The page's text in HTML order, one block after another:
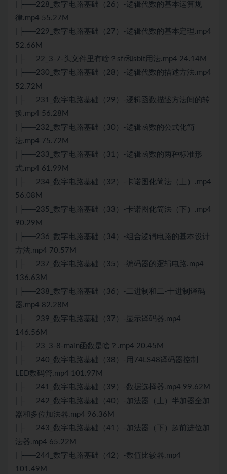
| ├──228_数字电路基础（26）-逻辑代数的基本运算规
律.mp4 55.27M
| ├──229_数字电路基础（27）-逻辑代数的基本定理.mp4
52.66M
| ├──22_3-7-头文件里有啥？sfr和sbit用法.mp4 24.14M
| ├──230_数字电路基础（28）-逻辑代数的描述方法.mp4
52.72M
| ├──231_数字电路基础（29）-逻辑函数描述方法间的转
换.mp4 56.28M
| ├──232_数字电路基础（30）-逻辑函数的公式化简
法.mp4 75.72M
| ├──233_数字电路基础（31）-逻辑函数的两种标准形
式.mp4 61.99M
| ├──234_数字电路基础（32）-卡诺图化简法（上）.mp4
56.08M
| ├──235_数字电路基础（33）-卡诺图化简法（下）.mp4
90.29M
| ├──236_数字电路基础（34）-组合逻辑电路的基本设计
方法.mp4 70.57M
| ├──237_数字电路基础（35）-编码器的逻辑电路.mp4
136.63M
| ├──238_数字电路基础（36）-二进制和二-十进制译码
器.mp4 82.28M
| ├──239_数字电路基础（37）-显示译码器.mp4
146.56M
| ├──23_3-8-main函数是啥？.mp4 20.45M
| ├──240_数字电路基础（38）-用74LS48译码器控制
LED数码管.mp4 101.97M
| ├──241_数字电路基础（39）-数据选择器.mp4 99.62M
| ├──242_数字电路基础（40）-加法器（上）半加器全加
器和多位加法器.mp4 96.36M
| ├──243_数字电路基础（41）-加法器（下）超前进位加
法器.mp4 65.22M
| ├──244_数字电路基础（42）-数值比较器.mp4
101.49M